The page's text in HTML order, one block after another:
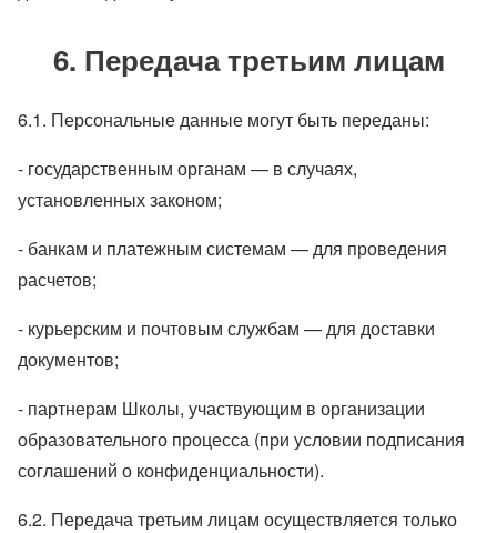
6. Передача третьим лицам
6.1. Персональные данные могут быть переданы:
- государственным органам — в случаях,
установленных законом;
- банкам и платежным системам — для проведения
расчетов;
- курьерским и почтовым службам — для доставки
документов;
- партнерам Школы, участвующим в организации
образовательного процесса (при условии подписания
соглашений о конфиденциальности).
6.2. Передача третьим лицам осуществляется только